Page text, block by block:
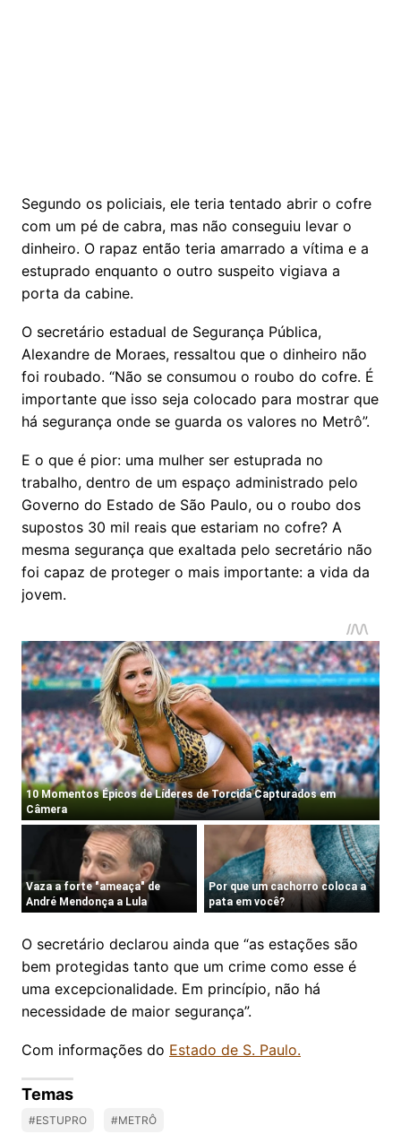
Segundo os policiais, ele teria tentado abrir o cofre
com um pé de cabra, mas não conseguiu levar o
dinheiro. O rapaz então teria amarrado a vítima e a
estuprado enquanto o outro suspeito vigiava a
porta da cabine.
O secretário estadual de Segurança Pública,
Alexandre de Moraes, ressaltou que o dinheiro não
foi roubado. “Não se consumou o roubo do cofre. É
importante que isso seja colocado para mostrar que
há segurança onde se guarda os valores no Metrô”.
E o que é pior: uma mulher ser estuprada no
trabalho, dentro de um espaço administrado pelo
Governo do Estado de São Paulo, ou o roubo dos
supostos 30 mil reais que estariam no cofre? A
mesma segurança que exaltada pelo secretário não
foi capaz de proteger o mais importante: a vida da
jovem.
O secretário declarou ainda que “as estações são
bem protegidas tanto que um crime como esse é
uma excepcionalidade. Em princípio, não há
necessidade de maior segurança”.
Com informações do Estado de S. Paulo.
Temas
#ESTUPRO #METRÔ